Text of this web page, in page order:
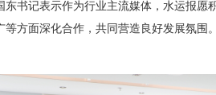
东书记表示作为行业主流媒体，水运报愿
等方面深化合作，共同营造良好发展氛